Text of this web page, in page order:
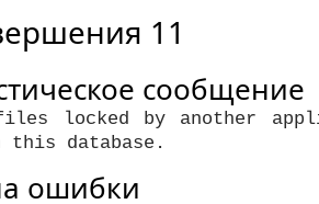
11
сообщение
files locked by another
this database.
ошибки